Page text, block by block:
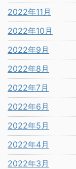
2022年11月
2022年10月
2022年9月
2022年8月
2022年7月
2022年6月
2022年5月
2022年4月
2022年3月